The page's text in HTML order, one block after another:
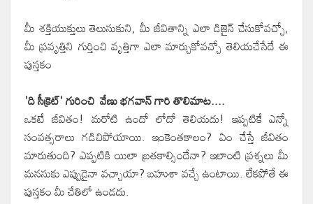
మీ శక్తియుక్తులు తెలుసుకుని, మీ జీవితాన్ని ఎలా డిజైన్ చేసుకోవచ్చో,
మీ ప్రవృత్తిని గుర్తించి వృత్తిగా ఎలా మార్చుకోవచ్చో తెలియచేసేదే ఈ
పుస్తకం
'ది సీక్రెట్' గురించి వేణు భగవాన్ గారి తొలిమాట....
ఒకటే జీవితం! మరోటి ఉందో లోదో తెలియదు! ఇప్పటికే ఎన్నో
సంవత్సరాలు గడిచిపోయాయి. ఇంకెంతకాలం? ఏం చేస్తే జీవితం
మారుతుంది? ఎప్పటికి యిలా బ్రతకాల్సిందేనా? ఇలాంటి ప్రశ్నలు మీ
మనసుకు ఎప్పుడైనా వచ్చాయా? బహుశా వచ్చే ఉంటాయి. లేకపోతే ఈ
పుస్తకం మీ చేతిలో ఉండదు.